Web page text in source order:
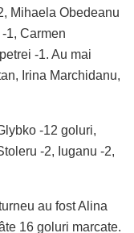
Mihaela Obedeanu
1, Carmen
-1. Au mai
Irina Marchidanu,
-12 goluri,
-2, Iuganu -2,
au fost Alina
16 goluri marcate.